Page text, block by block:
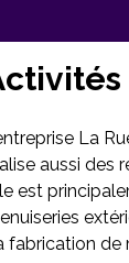
La
aussi des
est
fabrication de